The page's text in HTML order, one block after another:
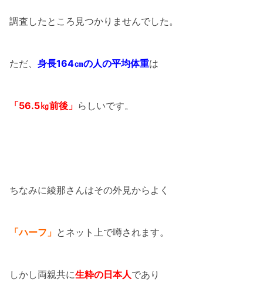
調査したところ見つかりませんでした。
ただ、 身長164㎝の人の平均体重は
「56.5㎏前後」 らしいです。
ちなみに綾那さんはその外見からよく
「ハーフ」 とネット上で噂されます。
しかし両親共に生粋の日本人であり